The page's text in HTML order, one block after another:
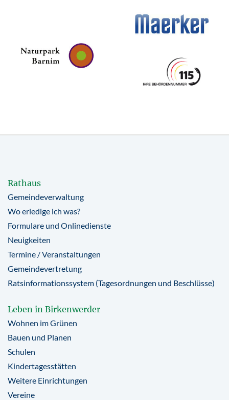
Rathaus
Gemeindeverwaltung
Wo erledige ich was?
Formulare und Onlinedienste
Neuigkeiten
Termine / Veranstaltungen
Gemeindevertretung
Ratsinformationssystem (Tagesordnungen und Beschlüsse)
Leben in Birkenwerder
Wohnen im Grünen
Bauen und Planen
Schulen
Kindertagesstätten
Weitere Einrichtungen
Vereine